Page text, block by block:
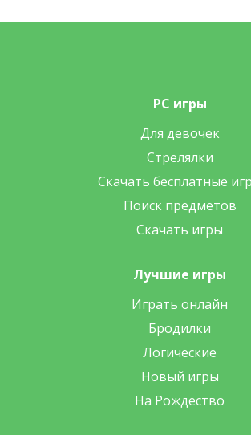
PC игры
Для девочек
Стрелялки
Скачать бесплатные
Поиск предметов
Скачать игры
Лучшие игры
Играть онлайн
Бродилки
Логические
Новый игры
На Рождество